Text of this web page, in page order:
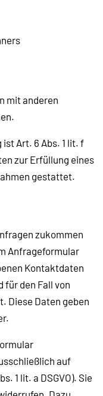
mit anderen
Art. 6 Abs. 1 lit. f
zur Erfüllung eines
gestattet.
zukommen
Anfrageformular
Kontaktdaten
für den Fall von
Diese Daten geben
auf
1 lit. a DSGVO). Sie